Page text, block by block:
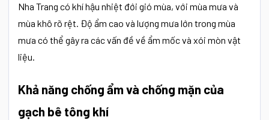
Nha Trang có khí hậu nhiệt đới gió mùa, với mùa mưa và
mùa khô rõ rệt. Độ ẩm cao và lượng mưa lớn trong mùa
mưa có thể gây ra các vấn đề về ẩm mốc và xói mòn vật
liệu.
Khả năng chống ẩm và chống mặn của
gạch bê tông khí